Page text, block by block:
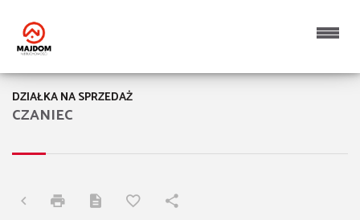
CZANIEC
DZIAŁKA NA SPRZEDAŻ